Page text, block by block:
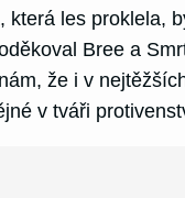
les proklela,
Bree a
že i v
v tváři